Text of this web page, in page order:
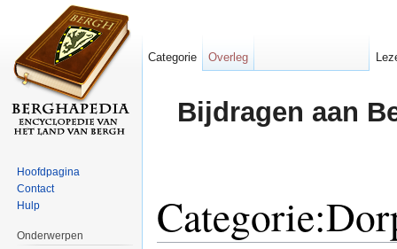
Bijdragen aan
Categorie Overleg
Hoofdpagina
Contact
Hulp
Onderwerpen